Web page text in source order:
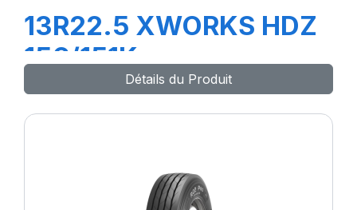
13R22.5 XWORKS HDZ
156/151K
Détails du Produit